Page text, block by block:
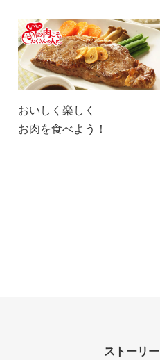
おいしく楽しく
お肉を食べよう！
ストーリー